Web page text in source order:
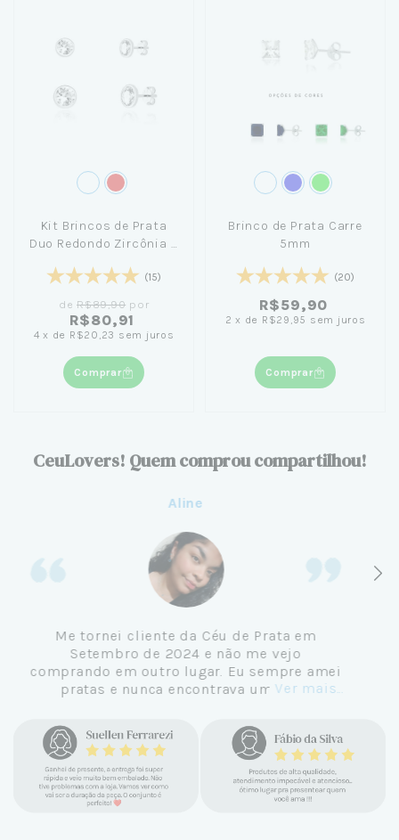
Kit Brincos de Prata
Duo Redondo Zircônia 4
(15)
de R$89,90 por
R$80,91
4 x de R$20,23 sem juros
Comprar
Brinco de Prata Carre
5mm
(20)
R$59,90
2 x de R$29,95 sem juros
Comprar
CeuLovers! Quem comprou compartilhou!
Aline
Me tornei cliente da Céu de Prata em
Setembro de 2024 e não me vejo
comprando em outro lugar. Eu sempre amei
pratas e nunca encontrava uma loja
encontrar a Céu. Atendimento
personalizado, verdadeiras jóias prata 925,
mimos e brindes incríveis. Virei cliente fiel
e amo demais as pratas que são lindas, tem
um brilho incrível e preço super justo. Fora
Ver mais...